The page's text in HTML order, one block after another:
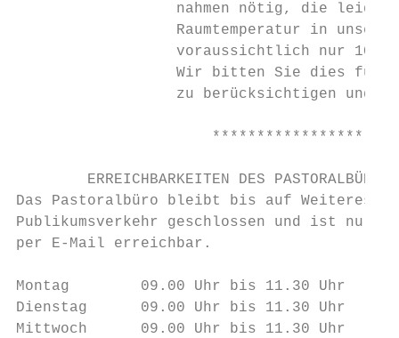
nahmen nötig, die leider
Raumtemperatur in
voraussichtlich nur
Wir bitten Sie dies für
zu berücksichtigen und
        ERREICHBARKEITEN DES PASTORALBÜROS
Das Pastoralbüro bleibt bis auf Weiteres
Publikumsverkehr geschlossen und ist nur
per E-Mail erreichbar.
Montag        09.00 Uhr bis 11.30 Uhr
Dienstag      09.00 Uhr bis 11.30 Uhr
Mittwoch      09.00 Uhr bis 11.30 Uhr